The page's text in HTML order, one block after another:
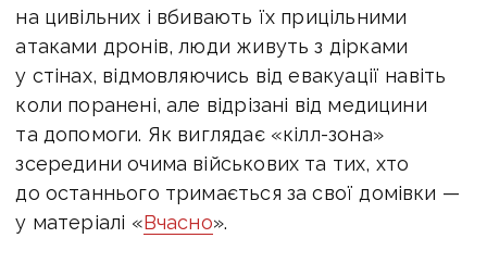
на цивільних і вбивають їх прицільними
атаками дронів, люди живуть з дірками
у стінах, відмовляючись від евакуації навіть
коли поранені, але відрізані від медицини
та допомоги. Як виглядає «кілл-зона»
зсередини очима військових та тих, хто
до останнього тримається за свої домівки —
у матеріалі «Вчасно».